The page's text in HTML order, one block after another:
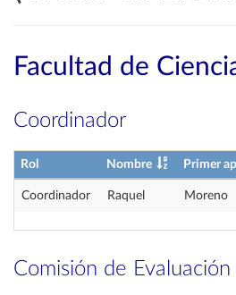
Facultad de
Coordinador
Rol Nombre Primer
Coordinador Raquel Moreno
Comisión de